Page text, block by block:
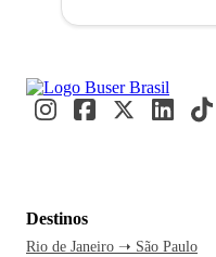
Destinos
Rio de Janeiro ➝ São Paulo